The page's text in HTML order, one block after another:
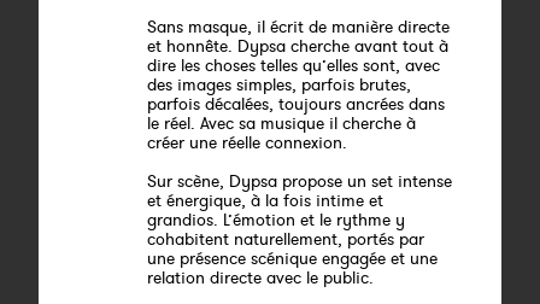
Sans masque, il écrit de manière directe
et honnête. Dypsa cherche avant tout à
dire les choses telles qu’elles sont, avec
des images simples, parfois brutes,
parfois décalées, toujours ancrées dans
le réel. Avec sa musique il cherche à
créer une réelle connexion.
Sur scène, Dypsa propose un set intense
et énergique, à la fois intime et
grandios. L’émotion et le rythme y
cohabitent naturellement, portés par
une présence scénique engagée et une
relation directe avec le public.